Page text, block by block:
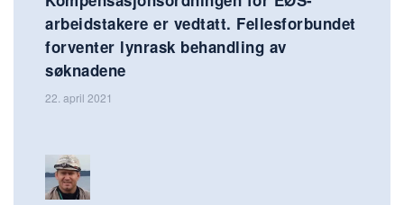
arbeidstakere er vedtatt. Fellesforbundet
forventer lynrask behandling av
søknadene
22. april 2021